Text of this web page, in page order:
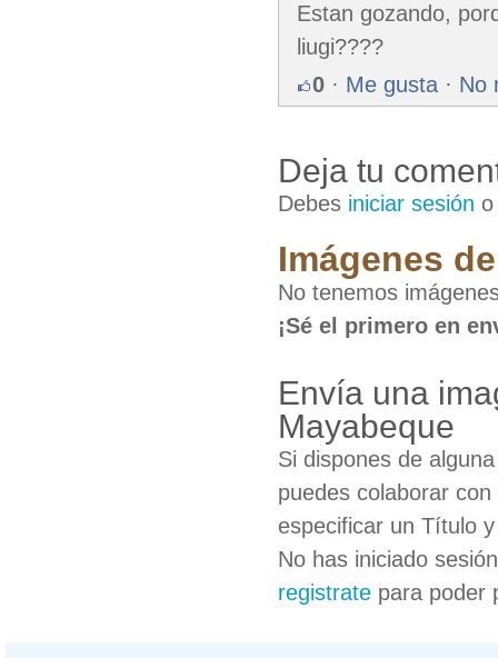
Estan gozando,
liugi????
0 · Me gusta · No
Deja tu
Debes iniciar sesión
Imágenes
No tenemos
¡Sé el primero en
Envía una
Mayabeque
Si dispones de
puedes colaborar
especificar un Título
No has iniciado
registrate para poder